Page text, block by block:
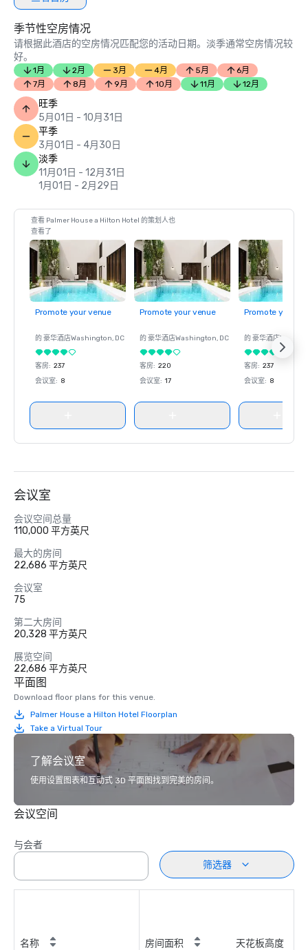
季节性空房情况
请根据此酒店的空房情况匹配您的活动日期。淡季通常空房情况较
好。
1月 2月 3月 4月 5月
6月
7月
8月 9月 10月 11月 12月
旺季
5月01日 - 10月31日
平季
3月01日 - 4月30日
淡季
11月01日 - 12月31日
1月01日 - 2月29日
查看 Palmer House a Hilton Hotel 的策划人也
查看了
Promote your venue
的 豪华酒店Washington, DC
客房: 237
会议室: 8
Promote your venue
的 豪华酒店Washington, DC
客房: 220
会议室: 17
Promote your
的 豪华酒店
客房: 237
会议室: 8
会议室
会议空间总量
110,000 平方英尺
最大的房间
22,686 平方英尺
会议室
75
第二大房间
20,328 平方英尺
展览空间
22,686 平方英尺
平面图
Download floor plans for this venue.
Palmer House a Hilton Hotel Floorplan
Take a Virtual Tour
了解会议室
使用设置图表和互动式 3D 平面图找到完美的房间。
会议空间
与会者
筛选器
名称 房间面积 天花板高度